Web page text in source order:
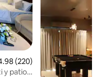
promedio: 4.98 de
(220)
y patio